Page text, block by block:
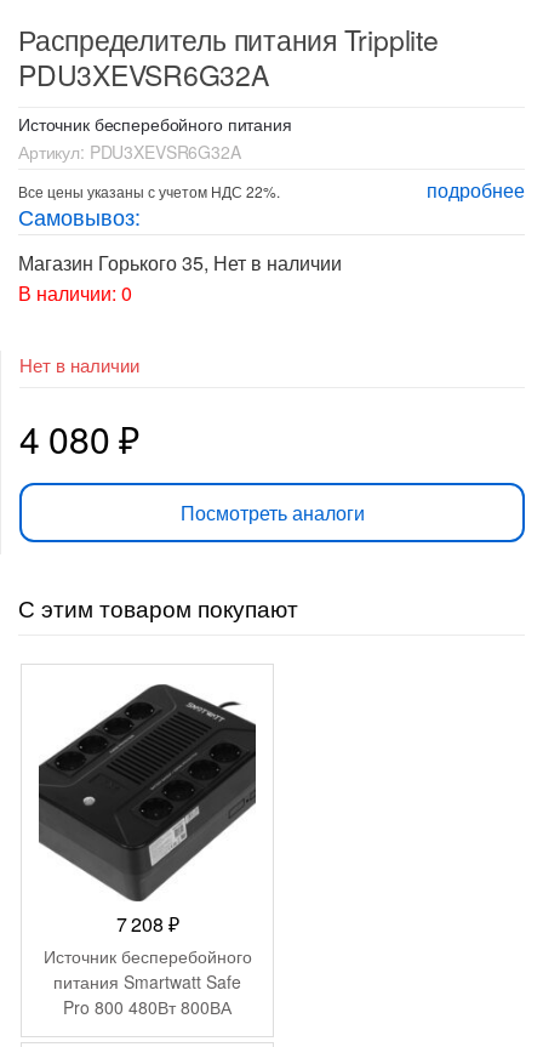
Распределитель питания Tripplite
PDU3XEVSR6G32A
Источник бесперебойного питания
Артикул: PDU3XEVSR6G32A
подробнее
Все цены указаны с учетом НДС 22%.
Самовывоз:
Магазин Горького 35, Нет в наличии
В наличии: 0
Нет в наличии
4 080₽
Посмотреть аналоги
С этим товаром покупают
7 208 ₽
Источник бесперебойного
питания Smartwatt Safe
Pro 800 480Вт 800ВА
черный